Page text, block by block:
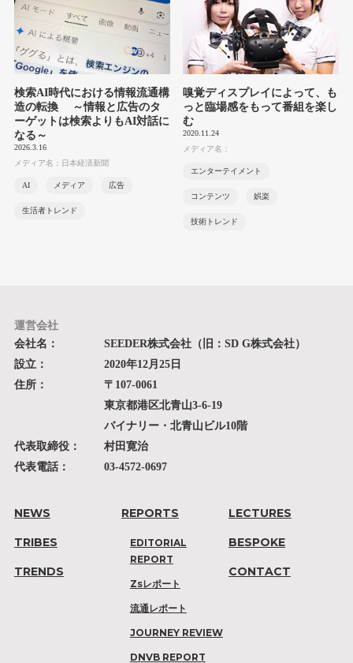
検索AI時代における情報流通構
造の転換 ～情報と広告のタ
ーゲットは検索よりもAI対話に
なる～
2026.3.16
メディア名：日本経済新聞
AI メディア 広告
生活者トレンド
嗅覚ディスプレイによって、も
っと臨場感をもって番組を楽し
む
2020.11.24
メディア名：
エンターテイメント
コンテンツ 娯楽
技術トレンド
運営会社
会社名：
SEEDER株式会社（旧：SD G株式会社）
設立：
2020年12月25日
住所：
〒107-0061
東京都港区北青山3-6-19
バイナリー・北青山ビル10階
代表取締役：
村田寛治
代表電話：
03-4572-0697
NEWS
TRIBES
TRENDS
REPORTS
EDITORIAL
REPORT
Zsレポート
流通レポート
JOURNEY REVIEW
DNVB REPORT
LECTURES
BESPOKE
CONTACT